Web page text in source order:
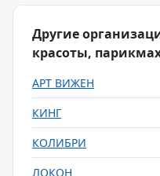
Другие
красоты,
АРТ ВИЖЕН
КИНГ
КОЛИБРИ
ЛОКОН